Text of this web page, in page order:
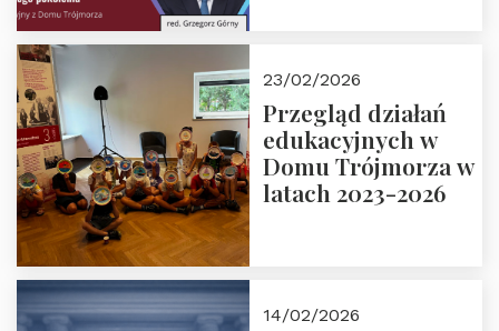
Rozmawiają red.
Grzegorz Górny i
prof. Michał
Łuczewski
23/02/2026
Przegląd działań
edukacyjnych w
Domu Trójmorza w
latach 2023-2026
14/02/2026